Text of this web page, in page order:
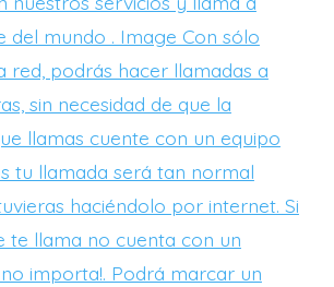
del mundo . Image Con sólo
red, podrás hacer llamadas a
sin necesidad de que la
llamas cuente con un equipo
tu llamada será tan normal
haciéndolo por internet. Si
te llama no cuenta con un
importa!. Podrá marcar un